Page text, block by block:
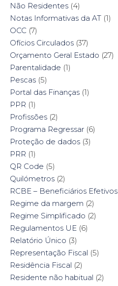
Não Residentes (4)
Notas Informativas da AT (1)
OCC (7)
Ofícios Circulados (37)
Orçamento Geral Estado (27)
Parentalidade (1)
Pescas (5)
Portal das Finanças (1)
PPR (1)
Profissões (2)
Programa Regressar (6)
Proteção de dados (3)
PRR (1)
QR Code (5)
Quilómetros (2)
RCBE – Beneficiários Efetivos
Regime da margem (2)
Regime Simplificado (2)
Regulamentos UE (6)
Relatório Único (3)
Representação Fiscal (5)
Residência Fiscal (2)
Residente não habitual (2)